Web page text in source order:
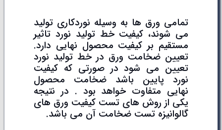
تمامی ورق ها به وسیله نوردکاری تولید
می شوند، کیفیت خط تولید نورد تاثیر
مستقیم بر کیفیت محصول نهایی دارد.
تعیین ضخامت ورق در خط تولید نورد
تعیین می شود در صورتی که کیفیت
نورد پایین باشد ضخامت محصول
نهایی متفاوت خواهد بود . در نتیجه
یکی از روش های تست کیفیت ورق های
گالوانیزه تست ضخامت آن می باشد.